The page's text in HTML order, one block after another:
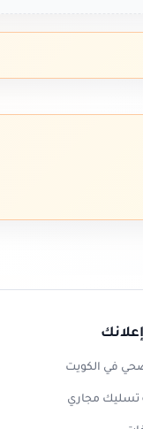
في الكويت
تسليك مجاري